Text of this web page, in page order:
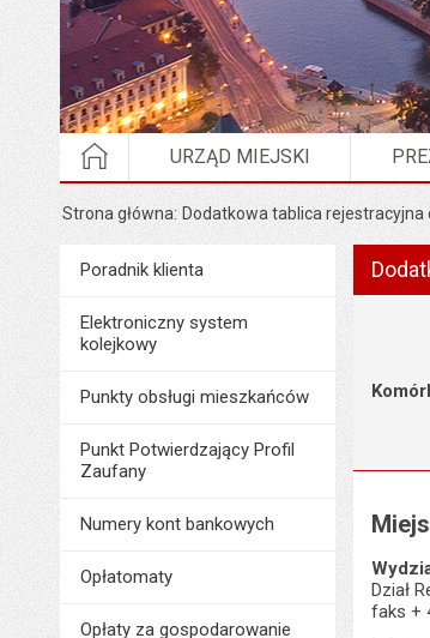
STRONA GŁÓWNA
URZĄD MIEJSKI
Strona główna Dodatkowa tablica
MenuPoradnik Klienta
Poradnik klienta
Elektroniczny system
kolejkowy
Punkty obsługi mieszkańców
Punkt Potwierdzający Profil
Zaufany
Numery kont bankowych
Opłatomaty
Opłaty za gospodarowanie
Dział
faks +